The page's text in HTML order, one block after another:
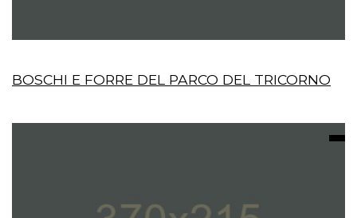
BOSCHI E FORRE DEL PARCO DEL TRICORNO